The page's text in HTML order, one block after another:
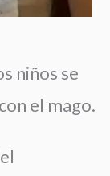
niños se
el mago.